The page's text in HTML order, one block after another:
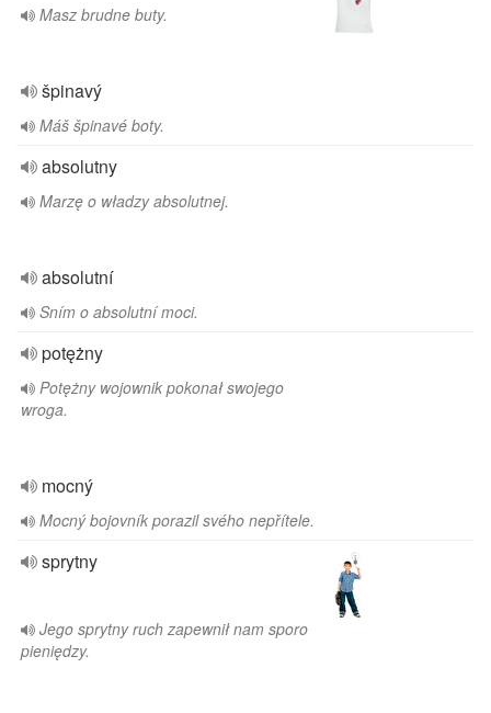
Masz brudne buty.
špinavý
Máš špinavé boty.
absolutny
Marzę o władzy absolutnej.
absolutní
Sním o absolutní moci.
potężny
Potężny wojownik pokonał swojego
wroga.
mocný
Mocný bojovník porazil svého nepřítele.
sprytny
Jego sprytny ruch zapewnił nam sporo
pieniędzy.